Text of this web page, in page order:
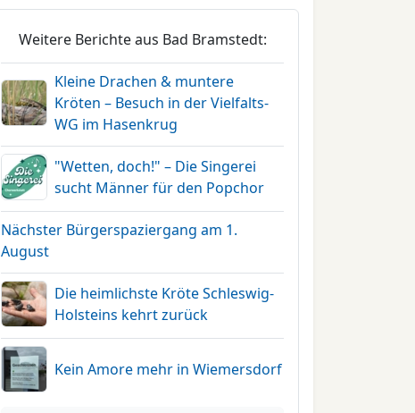
Weitere Berichte aus Bad Bramstedt:
Kleine Drachen & muntere
Kröten – Besuch in der Vielfalts-
WG im Hasenkrug
"Wetten, doch!" – Die Singerei
sucht Männer für den Popchor
Nächster Bürgerspaziergang am 1.
August
Die heimlichste Kröte Schleswig-
Holsteins kehrt zurück
Kein Amore mehr in Wiemersdorf